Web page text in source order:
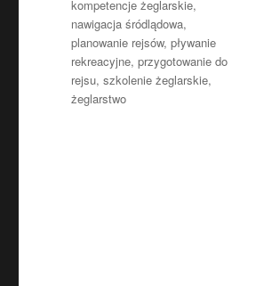
kompetencje żeglarskie,
nawigacja śródlądowa,
planowanie rejsów,pływanie
rekreacyjne,przygotowanie do
rejsu,szkolenie żeglarskie,
żeglarstwo